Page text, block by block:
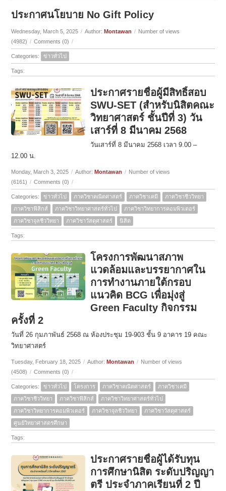
ประกาศนโยบาย No Gift Policy
Wednesday, March 5, 2025 / Author:Montawan / Number of views
(4982) / Comments (0) /
Categories: ข่าวทั่วไป
Tags:
ประกาศรายชื่อผู้มีสิทธิ์สอบ
SWU-SET (สำหรับนิสิตคณะ
วิทยาศาสตร์ ชั้นปีที่ 3) วัน
เสาร์ที่ 8 มีนาคม 2568
วันเสาร์ที่ 8 มีนาคม 2568 เวลา 9.00 –
12.00 น.
Monday, March 3, 2025 / Author:Montawan / Number of views
(6161) / Comments (0) /
Categories: ข่าวทั่วไป ภาควิชาคณิตศาสตร์ ภาควิชาเคมี
ภาควิชาชีววิทยา
ภาควิชาฟิสิกส์
ภาควิชาวิทยาศาสตร์ทั่วไป
ภาควิชาวิทยาการคอมพิวเตอร์
ภาควิชาจุลชีววิทยา
ภาควิชาวัสดุศาสตร์ นิสิต
Tags:
โครงการพัฒนาสภาพ
แวดล้อมและบรรยากาศใน
การทำงานภายใต้กรอบ
แนวคิด BCG เพื่อมุ่งสู่
Green Faculty กิจกรรม
ครั้งที่ 2
วันที่ 26 กุมภาพันธ์ 2568 ณ ห้องประชุม 19-903 ชั้น 9 อาคาร 19 คณะ
วิทยาศาสตร์
Tuesday, February 18, 2025 / Author:Montawan / Number of views
(4508) / Comments (0) /
Categories: ข่าวทั่วไป โครงการ ภาควิชาคณิตศาสตร์
ภาควิชาเคมี
ภาควิชาชีววิทยา
ภาควิชาฟิสิกส์
ภาควิชาวิทยาศาสตร์ทั่วไป
ภาควิชาวิทยาการคอมพิวเตอร์
ภาควิชาจุลชีววิทยา
ภาควิชาวัสดุศาสตร์
ศูนย์วิทยาศาสตรศึกษา
Tags:
ประกาศรายชื่อผู้ได้รับทุน
การศึกษานิสิต ระดับปริญญา
ตรี ประจำภาคเรียนที่ 2 ปี